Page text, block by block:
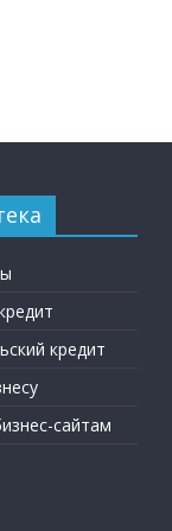
кредит
сайтам